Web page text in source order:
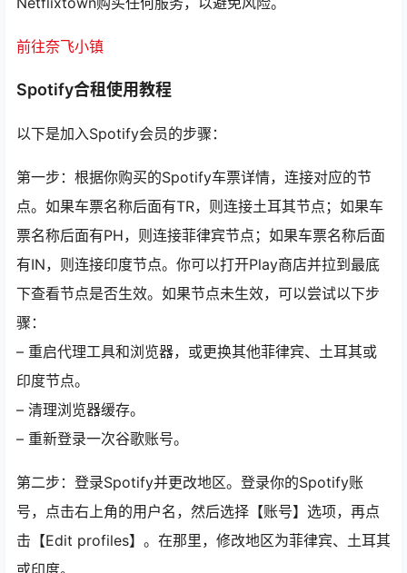
前往奈飞小镇
Spotify合租使用教程
以下是加入Spotify会员的步骤：
第一步：根据你购买的Spotify车票详情，连接对应的节
点。如果车票名称后面有TR，则连接土耳其节点；如果车
票名称后面有PH，则连接菲律宾节点；如果车票名称后面
有IN，则连接印度节点。你可以打开Play商店并拉到最底
下查看节点是否生效。如果节点未生效，可以尝试以下步
骤：
– 重启代理工具和浏览器，或更换其他菲律宾、土耳其或
印度节点。
– 清理浏览器缓存。
– 重新登录一次谷歌账号。
第二步：登录Spotify并更改地区。登录你的Spotify账
号，点击右上角的用户名，然后选择【账号】选项，再点
击【Edit profiles】。在那里，修改地区为菲律宾、土耳其
或印度。